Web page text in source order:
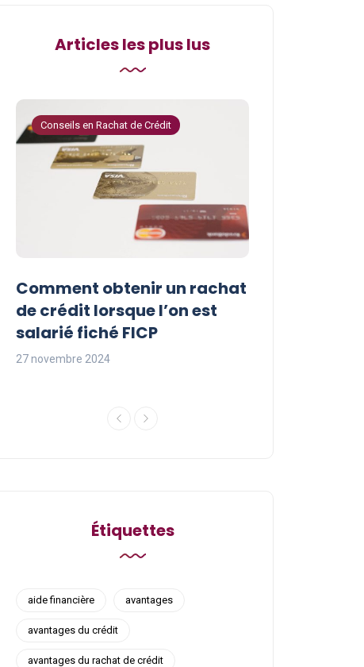
Articles les plus lus
Conseils en Rachat de Crédit
Comment obtenir un rachat
de crédit lorsque l’on est
salarié fiché FICP
27 novembre 2024
Étiquettes
aide financière avantages
avantages du crédit
avantages du rachat de crédit